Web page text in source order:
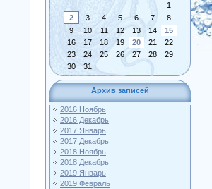
1
2
3 4 5 6 7
8
9
10 11 12 13 14
15
16
17 18 19 20 21
22
23
24 25 26 27 28
29
30
31
Архив записей
2016 Ноябрь
2016 Декабрь
2017 Январь
2017 Декабрь
2018 Ноябрь
2018 Декабрь
2019 Январь
2019 Февраль